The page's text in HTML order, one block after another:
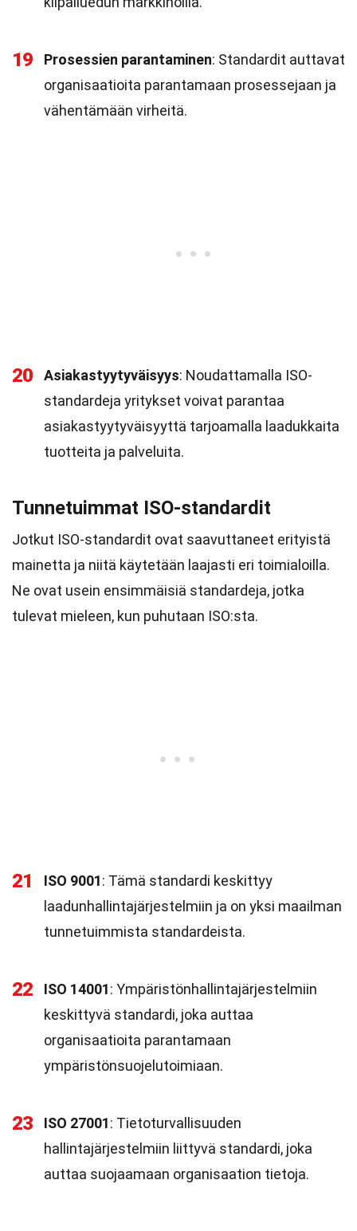
19 Prosessien parantaminen: Standardit auttavat
organisaatioita parantamaan prosessejaan ja
vähentämään virheitä.
20 Asiakastyytyväisyys: Noudattamalla ISO-
standardeja yritykset voivat parantaa
asiakastyytyväisyyttä tarjoamalla laadukkaita
tuotteita ja palveluita.
Tunnetuimmat ISO-standardit
Jotkut ISO-standardit ovat saavuttaneet erityistä
mainetta ja niitä käytetään laajasti eri toimialoilla.
Ne ovat usein ensimmäisiä standardeja, jotka
tulevat mieleen, kun puhutaan ISO:sta.
21 ISO 9001: Tämä standardi keskittyy
laadunhallintajärjestelmiin ja on yksi maailman
tunnetuimmista standardeista.
22 ISO 14001: Ympäristönhallintajärjestelmiin
keskittyvä standardi, joka auttaa
organisaatioita parantamaan
ympäristönsuojelutoimiaan.
23 ISO 27001: Tietoturvallisuuden
hallintajärjestelmiin liittyvä standardi, joka
auttaa suojaamaan organisaation tietoja.